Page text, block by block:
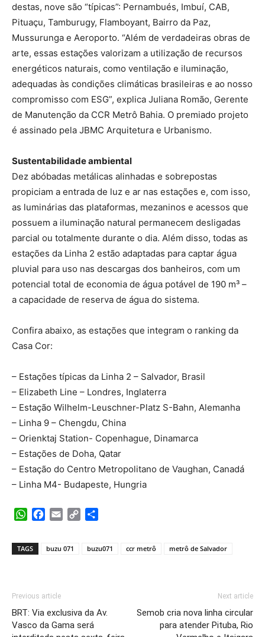
destas, nove são “típicas”: Pernambués, Imbuí, CAB,
Pituaçu, Tamburugy, Flamboyant, Bairro da Paz,
Mussurunga e Aeroporto. “Além de verdadeiras obras de
arte, essas estações valorizam a utilização de recursos
energéticos naturais, como ventilação e iluminação,
adequadas às condições climáticas brasileiras e ao nosso
compromisso com ESG”, explica Juliana Romão, Gerente
de Manutenção da CCR Metrô Bahia. O premiado projeto
é assinado pela JBMC Arquitetura e Urbanismo.
Sustentabilidade ambiental
Dez abóbadas metálicas alinhadas e sobrepostas
propiciam a entrada de luz e ar nas estações e, com isso,
as luminárias das plataformas, mezaninos e acessos que
possuem a iluminação natural permanecem desligadas
parcial ou totalmente durante o dia. Além disso, todas as
estações da Linha 2 estão adaptadas para captar água
pluvial para uso nas descargas dos banheiros, com um
potencial total de economia de água potável de 190 m³ –
a capacidade de reserva de água do sistema.
Confira abaixo, as estações que integram o ranking da
Casa Cor:
– Estações típicas da Linha 2 – Salvador, Brasil
– Elizabeth Line – Londres, Inglaterra
– Estação Wilhelm-Leuschner-Platz S-Bahn, Alemanha
– Linha 9 – Chengdu, China
– Orienktaj Station- Copenhague, Dinamarca
– Estações de Doha, Qatar
– Estação do Centro Metropolitano de Vaughan, Canadá
– Linha M4- Budapeste, Hungria
WhatsApp
Facebook
Email Copy
TAGS buzu 071 buzu071 ccr metrô metrô de Salvador
Previous article
BRT: Via exclusiva da Av.
Vasco da Gama será
Next article
Semob cria nova linha circular
para atender Pituba, Rio